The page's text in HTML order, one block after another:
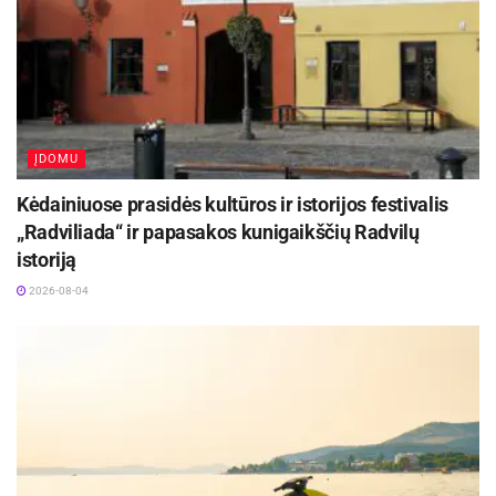
skiaučių, panaudodami gamtines medžiagas
kūrė atvirukus, iš laikraščių pynė knygos viršelį,
papjė-mašė technika gamino pasakų veikėjų
kaukes, ir net mok
organizuotos judrių žaidimų, sporto dienos bei
smagios orientacinės varžybos – „Lobių
ĮDOMU
Kėdainiuose prasidės kultūros ir istorijos festivalis
„Radviliada“ ir papasakos kunigaikščių Radvilų
istoriją
2026-08-04